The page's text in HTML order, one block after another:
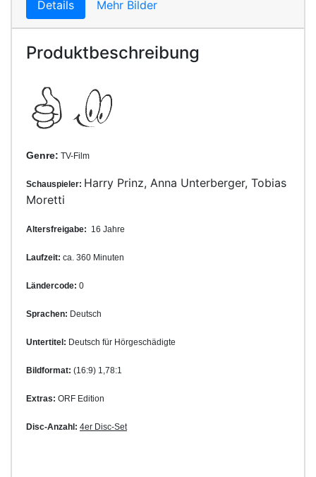
Details Mehr Bilder
Produktbeschreibung
Genre: TV-Film
Schauspieler: Harry Prinz, Anna Unterberger, Tobias
Moretti
Altersfreigabe: 16 Jahre
Laufzeit: ca. 360 Minuten
Ländercode: 0
Sprachen: Deutsch
Untertitel: Deutsch für Hörgeschädigte
Bildformat: (16:9) 1,78:1
Extras: ORF Edition
Disc-Anzahl: 4er Disc-Set